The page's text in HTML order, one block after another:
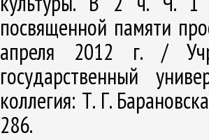
посвященной памяти
апреля 2012 г. /
государственный
коллегия: Т. Г.
286.